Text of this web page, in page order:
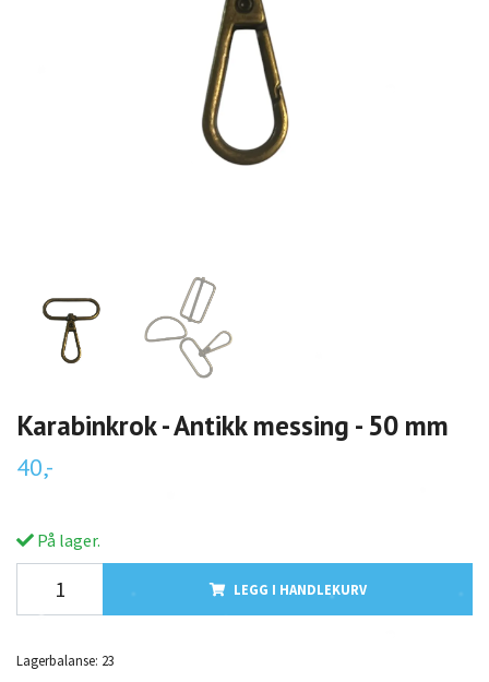
Karabinkrok - Antikk messing - 50 mm
40,-
På lager.
LEGG I HANDLEKURV
Lagerbalanse: 23